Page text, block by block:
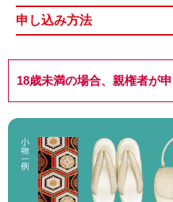
申し込み方法
18歳未満の場合、親権者が